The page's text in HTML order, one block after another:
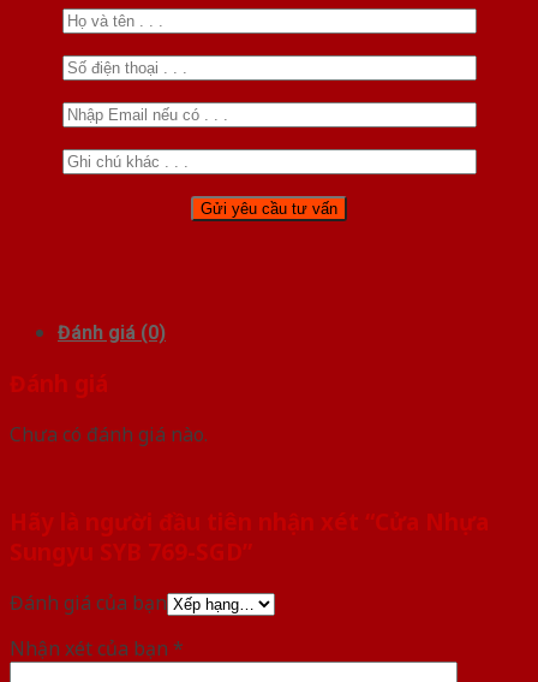
Đánh giá (0)
Đánh giá
Chưa có đánh giá nào.
Hãy là người đầu tiên nhận xét “Cửa Nhựa
Sungyu SYB 769-SGD”
Đánh giá của bạn
Nhận xét của bạn *